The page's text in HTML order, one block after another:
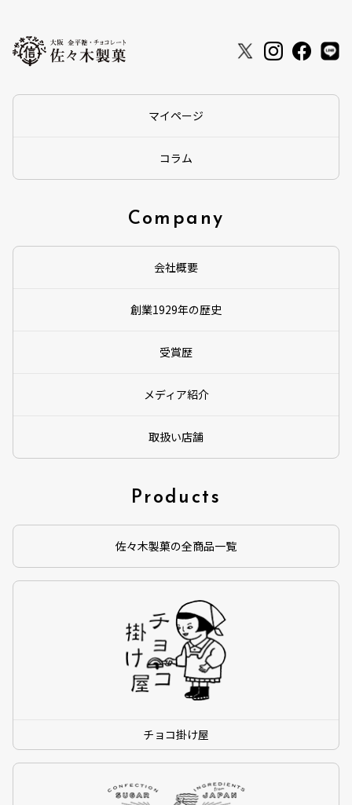
マイページ
コラム
Company
会社概要
創業1929年の歴史
受賞歴
メディア紹介
取扱い店舗
Products
佐々木製菓の全商品一覧
チョコ掛け屋